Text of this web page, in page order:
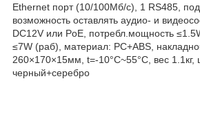
Ethernet порт (10/100Мб/с), 1 RS485,
возможность оставлять аудио- и
DC12V или PoE, потребл.мощность
≤7W (раб), материал: PC+ABS,
260×170×15мм, t=-10°C~55°C, вес 1.1кг,
черный+серебро